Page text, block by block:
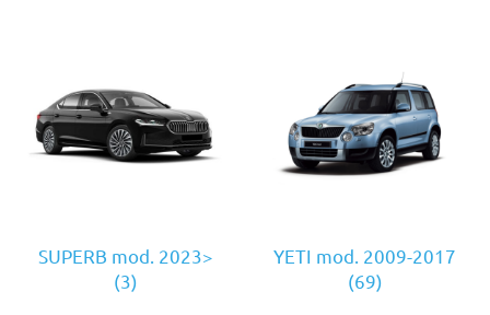
SUPERB mod. 2023>
(3)
YETI mod. 2009-2017
(69)